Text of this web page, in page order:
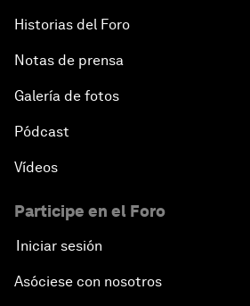
Historias del Foro
Notas de prensa
Galería de fotos
Pódcast
Vídeos
Participe en el Foro
Iniciar sesión
Asóciese con nosotros